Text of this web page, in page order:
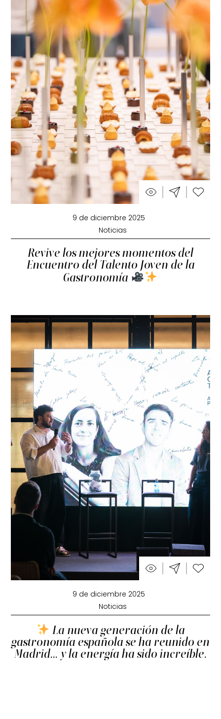
9 de diciembre 2025
Noticias
Revive los mejores momentos del
Encuentro del Talento Joven de la
Gastronomía
9 de diciembre 2025
Noticias
La nueva generación de la
gastronomía española se ha reunido en
Madrid… y la energía ha sido increíble.